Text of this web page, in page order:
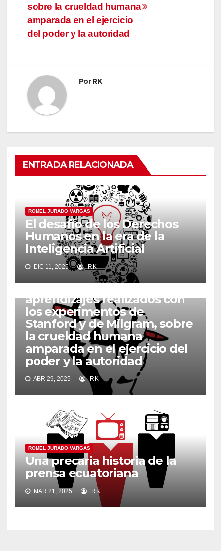
sobre la crueldad humana
amparada en el ejercicio
del poder y la autoridad
PorRK
ENTRADA RELACIONADA
ROMEL JURADO VARGAS
El desafío de los Derechos
Humanos en la era de la
Inteligencia Artificial
DIC 11, 2025 RK
ROMEL JURADO VARGAS
El caso de los 4 niños de las
Malvinas, desde los
aprendizajes realizados con
los experimentos de
Stanford y de Milgram, sobre
la crueldad humana
amparada en el ejercicio del
poder y la autoridad
ABR 29, 2025 RK
ROMEL JURADO VARGAS
Una precaria historia de la
prensa ecuatoriana
MAR 21, 2025 RK